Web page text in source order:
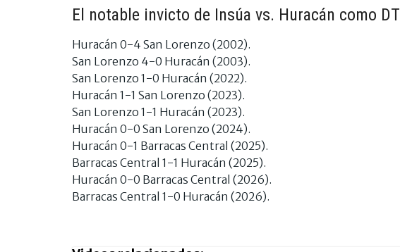
El notable invicto de Insúa vs. Huracán como DT
Huracán 0-4 San Lorenzo (2002).
San Lorenzo 4-0 Huracán (2003).
San Lorenzo 1-0 Huracán (2022).
Huracán 1-1 San Lorenzo (2023).
San Lorenzo 1-1 Huracán (2023).
Huracán 0-0 San Lorenzo (2024).
Huracán 0-1 Barracas Central (2025).
Barracas Central 1-1 Huracán (2025).
Huracán 0-0 Barracas Central (2026).
Barracas Central 1-0 Huracán (2026).